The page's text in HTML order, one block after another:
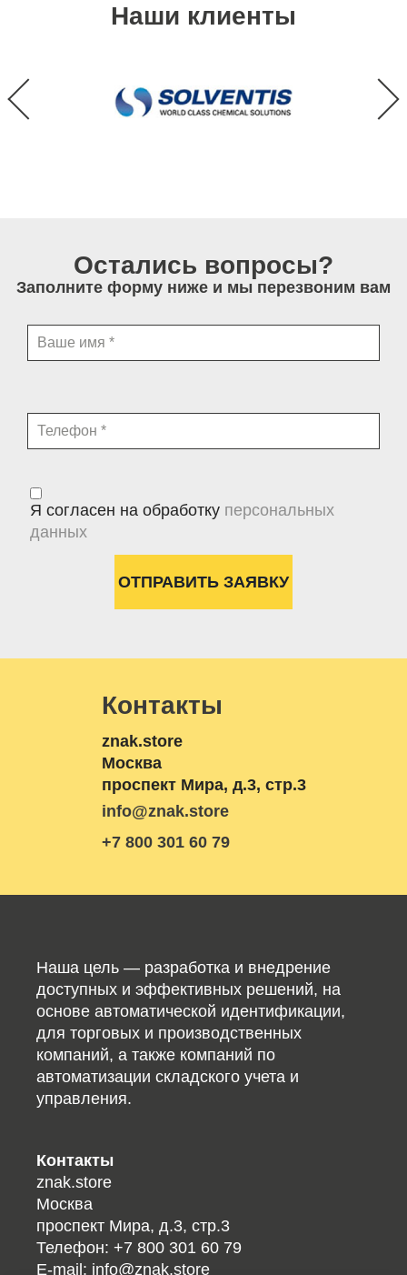
Наши клиенты
Остались вопросы?
Заполните форму ниже и мы перезвоним вам
Я согласен на обработку персональных
данных
Контакты
znak.store
Москва
проспект Мира, д.3, стр.3
info@znak.store
+7 800 301 60 79
Наша цель — разработка и внедрение
доступных и эффективных решений, на
основе автоматической идентификации,
для торговых и производственных
компаний, а также компаний по
автоматизации складского учета и
управления.
Контакты
znak.store
Москва
проспект Мира, д.3, стр.3
Телефон: +7 800 301 60 79
E-mail: info@znak.store